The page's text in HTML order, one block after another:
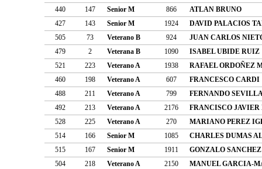
440
147 Senior M 866
ATLAN BRUNO
427
143 Senior M 1924
DAVID PALACIOS
505
73 Veterano B 924
JUAN CARLOS
479
2 Veterana B 1090
ISABEL UBIDE RUIZ
521
223 Veterano A 1938
RAFAEL ORDOÑEZ
460
198 Veterano A 607
FRANCESCO CARDI
488
211 Veterano A 799
FERNANDO
492
213 Veterano A 2176
FRANCISCO
528
225 Veterano A 270
MARIANO PEREZ
514
166 Senior M 1085
CHARLES DUMAS
515
167 Senior M 1911
GONZALO
504
218 Veterano A 2150
MANUEL GARCIA-